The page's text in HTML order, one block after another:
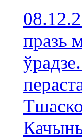
празь
ўрадзе.